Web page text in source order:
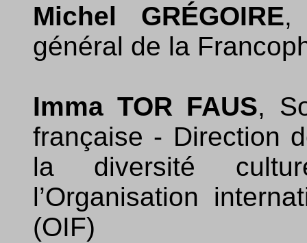
Michel GRÉGOIRE,
général de la
Imma TOR FAUS,
française - Direction
la diversité
l’Organisation
(OIF)